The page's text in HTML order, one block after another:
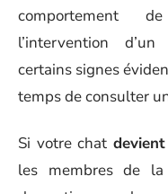
comportement
l’intervention
certains signes
temps de consulter
Si votre chat
les membres de